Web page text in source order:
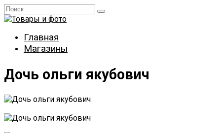
Перейти
к
Search
for:
Главная
Магазины
Дочь ольги якубович